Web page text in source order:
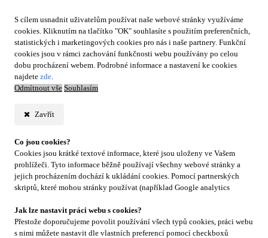
S cílem usnadnit uživatelům používat naše webové stránky využíváme
cookies. Kliknutím na tlačítko "OK" souhlasíte s použitím preferenčních,
statistických i marketingových cookies pro nás i naše partnery. Funkční
cookies jsou v rámci zachování funkčnosti webu používány po celou
dobu procházení webem. Podrobné informace a nastavení ke cookies
najdete zde.
Odmítnout vše Souhlasím
Zavřít
Co jsou cookies?
Cookies jsou krátké textové informace, které jsou uloženy ve Vašem
prohlížeči. Tyto informace běžně používají všechny webové stránky a
jejich procházením dochází k ukládání cookies. Pomocí partnerských
skriptů, které mohou stránky používat (například Google analytics
Jak lze nastavit práci webu s cookies?
Přestože doporučujeme povolit používání všech typů cookies, práci webu
s nimi můžete nastavit dle vlastních preferencí pomocí checkboxů